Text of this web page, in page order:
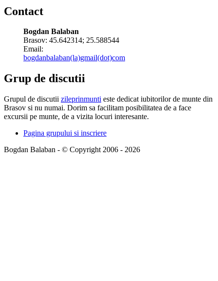
Contact
Bogdan Balaban
Brasov: 45.642314; 25.588544
Email:
bogdanbalaban(la)gmail(dot)com
Grup de discutii
Grupul de discutii zileprinmunti este dedicat iubitorilor de munte din
Brasov si nu numai. Dorim sa facilitam posibilitatea de a face
excursii pe munte, de a vizita locuri interesante.
Pagina grupului si inscriere
Bogdan Balaban - © Copyright 2006 - 2026